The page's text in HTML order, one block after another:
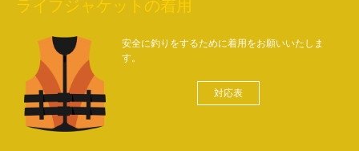
ライフジャケットの着用
安全に釣りをするために着用をお願いいたしま
す。
対応表